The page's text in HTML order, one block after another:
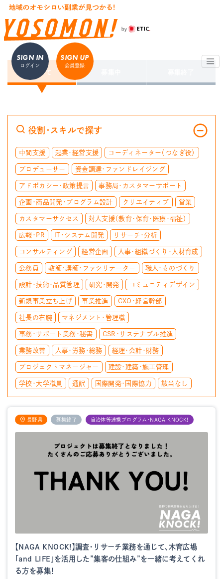
SIGN IN
ログイン
SIGN UP
会員登録
すべて
役割・スキルで探す
中間支援 起業・経営支援 コーディネーター（つなぎ役）
プロデューサー 資金調達・ファンドレイジング
アドボカシー・政策提言 事務局・カスタマーサポート
企画・商品開発・プログラム設計 クリエイティブ 営業
カスタマーサクセス 対人支援（教育・保育・医療・福祉）
広報・PR IT・システム開発 リサーチ・分析
コンサルティング 経営企画 人事・組織づくり・人材育成
公務員 教師・講師・ファシリテーター 職人・ものづくり
設計・技術・品質管理 研究・開発 コミュニティデザイン
新規事業立ち上げ 事業推進 CXO・経営幹部
社長の右腕 マネジメント・管理職
事務・サポート業務・秘書 CSR・サステナブル推進
業務改善 人事・労務・総務 経理・会計・財務
プロジェクトマネージャー 建設・建築・施工管理
学校・大学職員 通訳 国際開発・国際協力 該当なし
長野県 募集終了 自治体等連携プログラム・NAGA KNOCK!
【NAGA KNOCK!】調査・リサーチ業務を通じて、木育広場
「and LIFE」を活用した”集客の仕組み”を一緒に考えてくれ
る方を募集！